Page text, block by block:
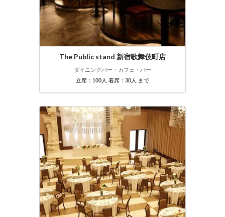
The Public stand 新宿歌舞伎町店
ダイニングバー・カフェ・バー
立席：100人 着席：30人 まで